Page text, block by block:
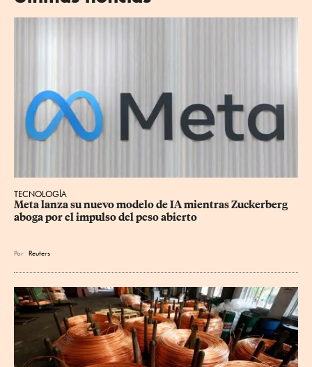
TECNOLOGÍA
Meta lanza su nuevo modelo de IA mientras Zuckerberg
aboga por el impulso del peso abierto
Por Reuters